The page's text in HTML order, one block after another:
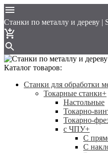
Cтанки по металлу и дереву |
Каталог товаров:
Станки для обработки
Токарные станки+
Настольные
Токарно-
Токарно-
с ЧПУ+
С
C